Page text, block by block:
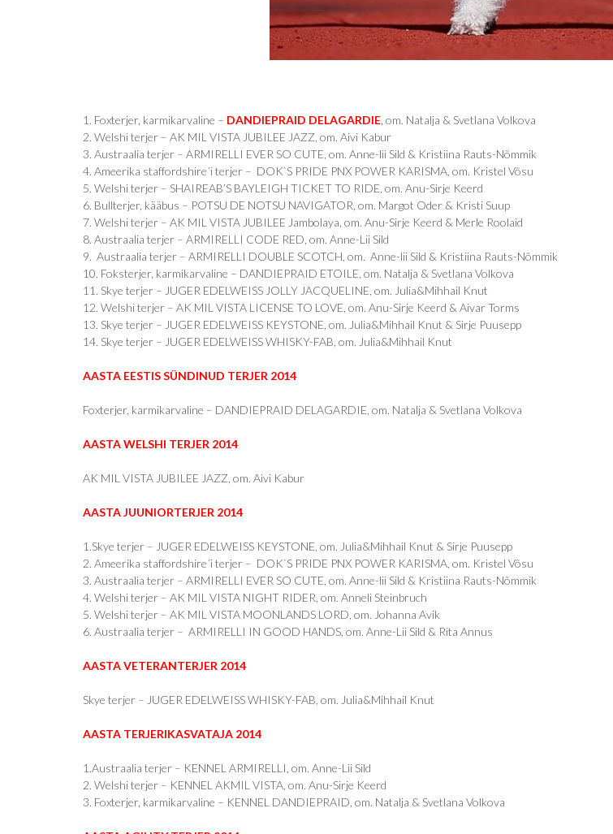
1. Foxterjer, karmikarvaline – DANDIEPRAID DELAGARDIE , om. Natalja & Svetlana Volkova
2. Welshi terjer – AK MIL VISTA JUBILEE JAZZ, om. Aivi Kabur
3. Austraalia terjer – ARMIRELLI EVER SO CUTE, om. Anne-lii Sild & Kristiina Rauts-Nõmmik
4. Ameerika staffordshire´i terjer – DOK`S PRIDE PNX POWER KARISMA, om. Kristel Võsu
5. Welshi terjer – SHAIREAB’S BAYLEIGH TICKET TO RIDE, om. Anu-Sirje Keerd
6. Bullterjer, kääbus – POTSU DE NOTSU NAVIGATOR, om. Margot Oder & Kristi Suup
7. Welshi terjer – AK MIL VISTA JUBILEE Jambolaya, om. Anu-Sirje Keerd & Merle Roolaid
8. Austraalia terjer – ARMIRELLI CODE RED, om. Anne-Lii Sild
9. Austraalia terjer – ARMIRELLI DOUBLE SCOTCH, om. Anne-lii Sild & Kristiina Rauts-Nõmmik
10. Foksterjer, karmikarvaline – DANDIEPRAID ETOILE, om. Natalja & Svetlana Volkova
11. Skye terjer – JUGER EDELWEISS JOLLY JACQUELINE, om. Julia&Mihhail Knut
12. Welshi terjer – AK MIL VISTA LICENSE TO LOVE, om. Anu-Sirje Keerd & Aivar Torms
13. Skye terjer – JUGER EDELWEISS KEYSTONE, om. Julia&Mihhail Knut & Sirje Puusepp
14. Skye terjer – JUGER EDELWEISS WHISKY-FAB, om. Julia&Mihhail Knut
AASTA EESTIS SÜNDINUD TERJER 2014
Foxterjer, karmikarvaline – DANDIEPRAID DELAGARDIE, om. Natalja & Svetlana Volkova
AASTA WELSHI TERJER 2014
AK MIL VISTA JUBILEE JAZZ, om. Aivi Kabur
AASTA JUUNIORTERJER 2014
1.Skye terjer – JUGER EDELWEISS KEYSTONE, om. Julia&Mihhail Knut & Sirje Puusepp
2. Ameerika staffordshire´i terjer – DOK`S PRIDE PNX POWER KARISMA, om. Kristel Võsu
3. Austraalia terjer – ARMIRELLI EVER SO CUTE, om. Anne-lii Sild & Kristiina Rauts-Nõmmik
4. Welshi terjer – AK MIL VISTA NIGHT RIDER, om. Anneli Steinbruch
5. Welshi terjer – AK MIL VISTA MOONLANDS LORD, om. Johanna Avik
6. Austraalia terjer – ARMIRELLI IN GOOD HANDS, om. Anne-Lii Sild & Rita Annus
AASTA VETERANTERJER 2014
Skye terjer – JUGER EDELWEISS WHISKY-FAB, om. Julia&Mihhail Knut
AASTA TERJERIKASVATAJA 2014
1.Austraalia terjer – KENNEL ARMIRELLI, om. Anne-Lii Sild
2. Welshi terjer – KENNEL AKMIL VISTA, om. Anu-Sirje Keerd
3. Foxterjer, karmikarvaline – KENNEL DANDIEPRAID, om. Natalja & Svetlana Volkova